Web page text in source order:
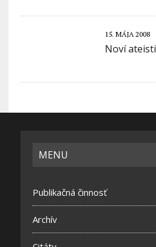
15. MÁJA 2008
Noví ateisti
MENU
Publikačná činnosť
Archív